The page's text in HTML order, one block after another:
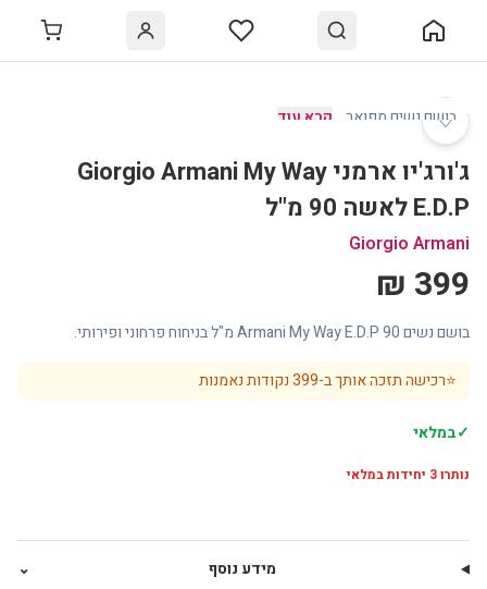
♡
בושם נשים מפואר קרא עוד
ג'ורג'יו ארמני Giorgio Armani My Way
E.D.P לאשה 90 מ"ל
Giorgio Armani
399 ₪
בושם נשים Armani My Way E.D.P 90 מ"ל בניחוח פרחוני ופירותי.
⭐רכישה תזכה אותך ב-399נקודות נאמנות
✓במלאי
נותרו3 יחידות במלאי
מידע נוסף ⌄